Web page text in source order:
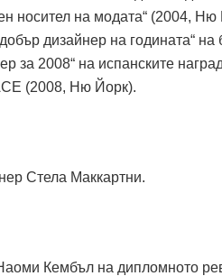
носител на модата“ (2004,
дизайнер на годината“ на
за 2008“ на испанските
(2008, Ню Йорк).
Стела Маккартни.
Кембъл на дипломното